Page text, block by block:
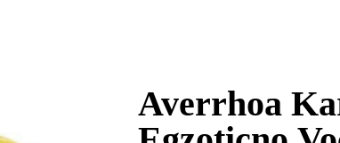
Averrhoa